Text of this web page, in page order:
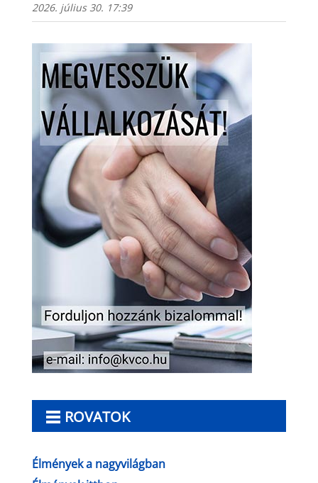
2026. július 30. 17:39
ROVATOK
Élmények a nagyvilágban